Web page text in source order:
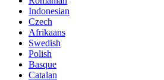
Indonesian
Czech
Afrikaans
Swedish
Polish
Basque
Catalan